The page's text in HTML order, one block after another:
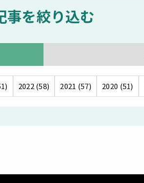
事を絞り込む
2022 (58) 2021 (57) 2020 (51)